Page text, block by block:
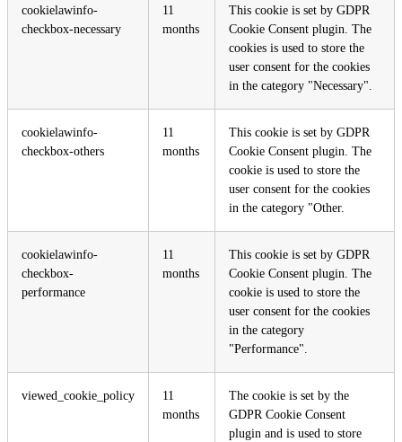
cookielawinfo-
checkbox-necessary
11
months
This cookie is set by GDPR
Cookie Consent plugin. The
cookies is used to store the
user consent for the cookies
in the category "Necessary".
cookielawinfo-
checkbox-others
11
months
This cookie is set by GDPR
Cookie Consent plugin. The
cookie is used to store the
user consent for the cookies
in the category "Other.
cookielawinfo-
checkbox-
performance
11
months
This cookie is set by GDPR
Cookie Consent plugin. The
cookie is used to store the
user consent for the cookies
in the category
"Performance".
viewed_cookie_policy
11
months
The cookie is set by the
GDPR Cookie Consent
plugin and is used to store